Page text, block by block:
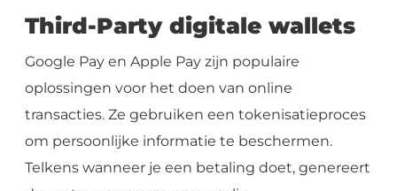
Third-Party digitale wallets
Google Pay en Apple Pay zijn populaire
oplossingen voor het doen van online
transacties. Ze gebruiken een tokenisatieproces
om persoonlijke informatie te beschermen.
Telkens wanneer je een betaling doet, genereert